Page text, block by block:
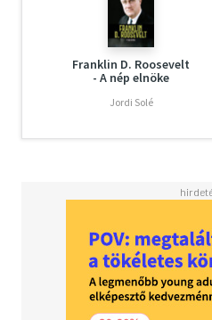
Franklin D. Roosevelt
- A nép elnöke
Jordi Solé